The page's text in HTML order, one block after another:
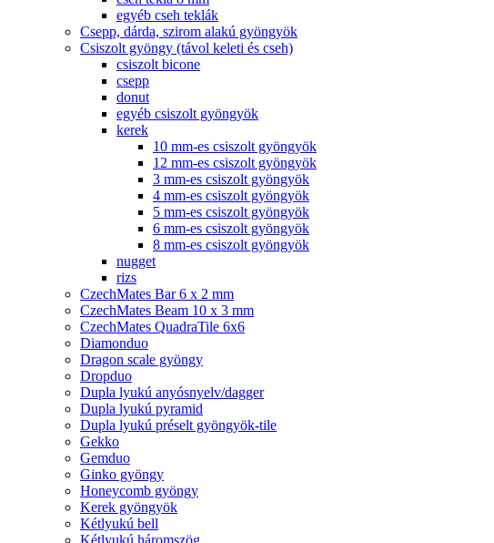
egyéb cseh teklák
Csepp, dárda, szirom alakú gyöngyök
Csiszolt gyöngy (távol keleti és cseh)
csiszolt bicone
csepp
donut
egyéb csiszolt gyöngyök
kerek
10 mm-es csiszolt gyöngyök
12 mm-es csiszolt gyöngyök
3 mm-es csiszolt gyöngyök
4 mm-es csiszolt gyöngyök
5 mm-es csiszolt gyöngyök
6 mm-es csiszolt gyöngyök
8 mm-es csiszolt gyöngyök
nugget
rizs
CzechMates Bar 6 x 2 mm
CzechMates Beam 10 x 3 mm
CzechMates QuadraTile 6x6
Diamonduo
Dragon scale gyöngy
Dropduo
Dupla lyukú anyósnyelv/dagger
Dupla lyukú pyramid
Dupla lyukú préselt gyöngyök-tile
Gekko
Gemduo
Ginko gyöngy
Honeycomb gyöngy
Kerek gyöngyök
Kétlyukú bell